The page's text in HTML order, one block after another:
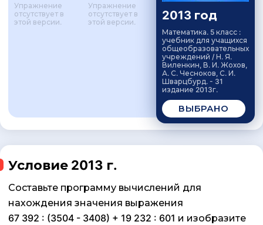
Упражнение
отсутствует в
этой версии.
Упражнение
отсутствует в
этой версии.
2013 год
Математика. 5 класс :
учебник для учащихся
общеобразовательных
учреждений / Н. Я.
Виленкин, В. И. Жохов,
А. С. Чесноков, С. И.
Шварцбурд. - 31
издание 2013г.
ВЫБРАНО
Условие 2013 г.
Составьте программу вычислений для
нахождения значения выражения
67 392 : (3504 - 3408) + 19 232 : 601 и изобразите